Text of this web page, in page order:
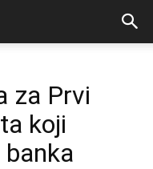
za Prvi
koji